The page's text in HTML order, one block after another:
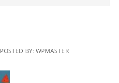
POSTED BY:WPMASTER